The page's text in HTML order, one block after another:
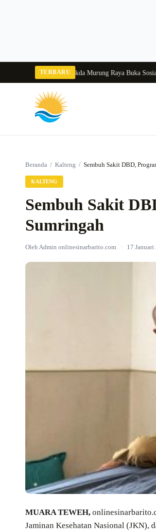
TERBARU
Balang 2026Pj Sekda Murung Raya Buka Sosialisasi
Beranda / Kalteng / Sembuh Sakit DBD,
KALTENG
Sembuh Sakit
Sumringah
Oleh Admin onlinesinarbarito.com · 17 Januari
MUARA TEWEH,
Jaminan Kesehatan Nasional (JKN),